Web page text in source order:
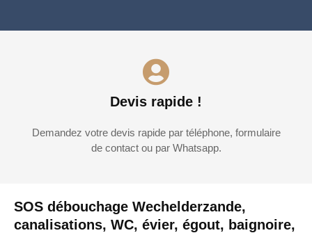
SOS débouchage Wechelderzande,
canalisations, WC, évier, égout, baignoire,
Devis rapide !
Demandez votre devis rapide par téléphone, formulaire
de contact ou par Whatsapp.